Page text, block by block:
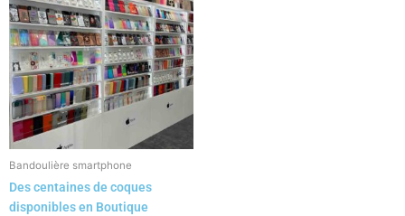
Bandoulière smartphone
Des centaines de coques
disponibles en Boutique